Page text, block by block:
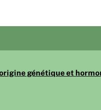
génétique et